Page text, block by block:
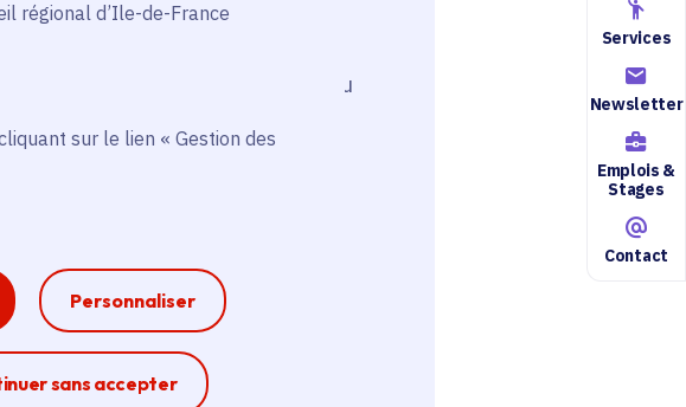
régional d’Ile-de-France
sur le lien « Gestion des
Personnaliser
sans accepter
la modale
Services
Newsletter
Emplois &
Stages
Contact
chargée de mission auprès du
de la Loire